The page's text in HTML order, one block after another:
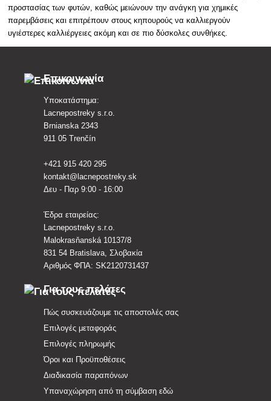
προστασίας των φυτών, καθώς μειώνουν την ανάγκη για χημικές
παρεμβάσεις και επιτρέπουν στους κηπουρούς να καλλιεργούν
υγιέστερες καλλιέργειες ακόμη και σε πιο δύσκολες συνθήκες.
Επικοινωνία
Υποκατάστημα:
Lacnepostreky s.r.o.
Brnianska 2343
911 05 Trenčín
+421 915 420 295
kontakt@lacnepostreky.sk
Δευ - Παρ 9:00 - 16:00
Έδρα εταιρείας:
Lacnepostreky s.r.o.
Malokrasňanská 10137/8
831 54 Bratislava, Σλοβακία
Αριθμός ΦΠΑ: SK2120731437
Για τους πελάτες
Πώς συσκευάζουμε τις αποστολές σας
Επιλογές μεταφοράς
Επιλογές πληρωμής
Όροι και Προϋποθέσεις
Διαδικασία παραπόνων
Υπαναχώρηση από τη σύμβαση εδώ